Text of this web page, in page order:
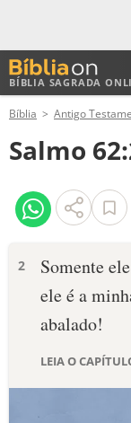
BÍBLIA SAGRADA
ANTIGO
NOVO
VERSÍCULOS
PALAVRA DO DIA
DEVOCIONAL
Bíblia Antigo
Salmo
2
Somente
ele é a
abalado!
LEIA O